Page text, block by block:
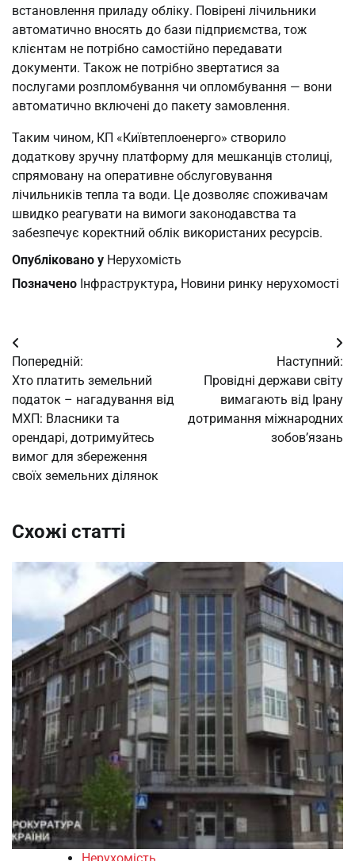
встановлення приладу обліку. Повірені лічильники
автоматично вносять до бази підприємства, тож
клієнтам не потрібно самостійно передавати
документи. Також не потрібно звертатися за
послугами розпломбування чи опломбування — вони
автоматично включені до пакету замовлення.
Таким чином, КП «Київтеплоенерго» створило
додаткову зручну платформу для мешканців столиці,
спрямовану на оперативне обслуговування
лічильників тепла та води. Це дозволяє споживачам
швидко реагувати на вимоги законодавства та
забезпечує коректний облік використаних ресурсів.
Опубліковано у Нерухомість
Позначено Iнфраструктура, Новини ринку нерухомості
Навігація
записів
Попередній:
Хто платить земельний
податок – нагадування від
МХП: Власники та
орендарі, дотримуйтесь
вимог для збереження
своїх земельних ділянок
Наступний:
Провідні держави світу
вимагають від Ірану
дотримання міжнародних
зобов’язань
Схожі статті